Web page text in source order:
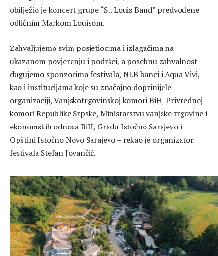
obilježio je koncert grupe “St. Louis Band” predvođene
odličnim Markom Louisom.
Zahvaljujemo svim posjetiocima i izlagačima na
ukazanom povjerenju i podršci, a posebnu zahvalnost
dugujemo sponzorima festivala, NLB banci i Aqua Vivi,
kao i institucijama koje su značajno doprinijele
organizaciji, Vanjskotrgovinskoj komori BiH, Privrednoj
komori Republike Srpske, Ministarstvu vanjske trgovine i
ekonomskih odnosa BiH, Gradu Istočno Sarajevo i
Opštini Istočno Novo Sarajevo – rekao je organizator
festivala Stefan Jovančić.